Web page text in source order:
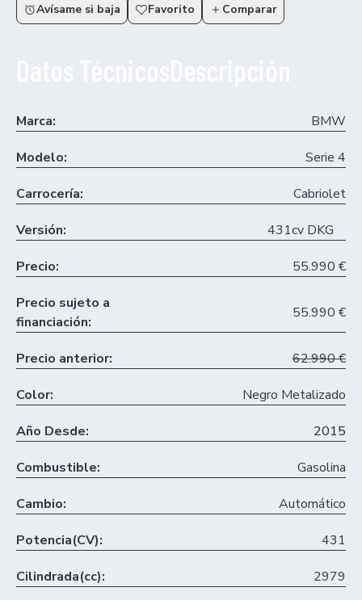
Avísame si baja Favorito Comparar
Marca: BMW
Modelo: Serie 4
Carrocería: Cabriolet
Versión: 431cv DKG
Precio: 55.990 €
Precio sujeto a
financiación:
55.990 €
Precio anterior: 62.990 €
Color: Negro Metalizado
Año Desde: 2015
Combustible: Gasolina
Cambio: Automático
Potencia(CV): 431
Cilindrada(cc): 2979